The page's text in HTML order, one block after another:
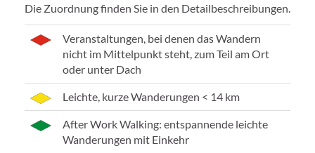
Die Zuordnung finden Sie in den Detailbeschreibungen.
Veranstaltungen, bei denen das Wandern
nicht im Mittelpunkt steht, zum Teil am Ort
oder unter Dach
Leichte, kurze Wanderungen < 14 km
After Work Walking: entspannende leichte
Wanderungen mit Einkehr